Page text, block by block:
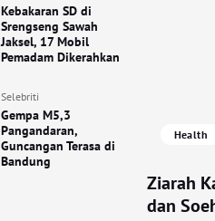
Kebakaran SD di
Srengseng Sawah
Jaksel, 17 Mobil
Pemadam Dikerahkan
Selebriti
Gempa M5,3
Pangandaran,
Guncangan Terasa di
Bandung
Health
Ziarah
dan